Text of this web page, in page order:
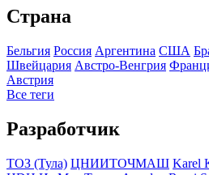
Страна
Бельгия Росcия Аргентина США
Швейцария Австро-Венгрия
Австрия
Все теги
Разработчик
ТОЗ (Тула) ЦНИИТОЧМАШ Karel